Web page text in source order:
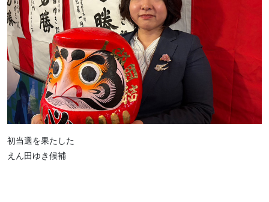
初当選を果たした
えん田ゆき候補